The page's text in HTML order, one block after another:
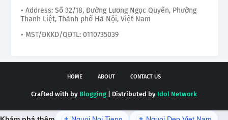
• Address: Số 32/18, Đường Lương Ngọc Quyến, Phường
Thanh Liệt, Thành phố Hà Nội, Việt Nam
• MST/ĐKKD/QĐTL: 0110735039
HOME ABOUT CONTACT US
Crafted with by Blogging | Distributed by Idol Network